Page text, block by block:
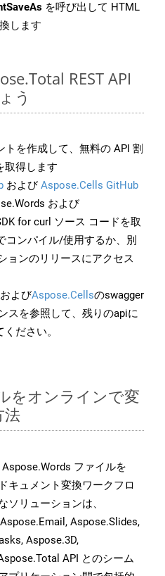
を呼び出して HTML
します
REST API
う
トを作成して、無料の API 割
取得します
およびAspose.Cells GitHub
および
for curl ソース コードを取
コンパイル/使用するか、別
ョンのリリースにアクセス
およびAspose.Cellsのswagger
スを参照して、残りのapiに
ださい。
をオンラインで変
法
ファイルを
キュメント変換ワークフロ
ソリューションは、
Aspose.Slides,
Aspose.3D,
API とのシーム